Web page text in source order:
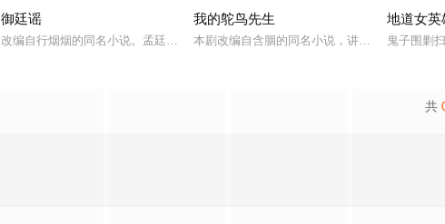
御廷谣
改编自行烟烟的同名小说。孟廷辉，大平王朝有史以来个以女子进士科三元及第入
我的鸵鸟先生
本剧改编自含胭的同名小说，讲述了邻家女孩
地道女英
鬼子围剿
共